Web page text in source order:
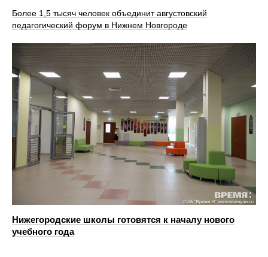
Более 1,5 тысяч человек объединит августовский
педагогический форум в Нижнем Новгороде
Нижегородские школы готовятся к началу нового
учебного года